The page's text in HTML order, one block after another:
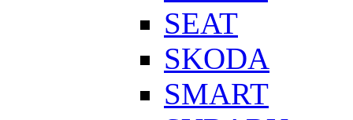
SEAT
SKODA
SMART